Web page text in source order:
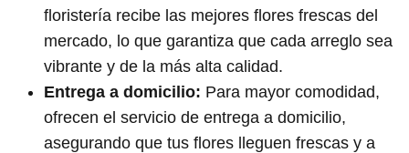
floristería recibe las mejores flores frescas del
mercado, lo que garantiza que cada arreglo sea
vibrante y de la más alta calidad.
Entrega a domicilio: Para mayor comodidad,
ofrecen el servicio de entrega a domicilio,
asegurando que tus flores lleguen frescas y a